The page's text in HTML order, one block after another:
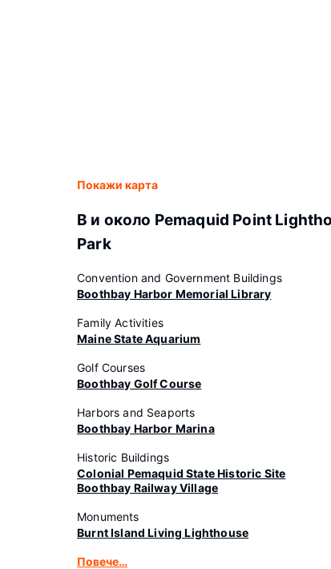
Покажи карта
В и около Pemaquid Point
Park
Convention and Government Buildings
Boothbay Harbor Memorial Library
Family Activities
Maine State Aquarium
Golf Courses
Boothbay Golf Course
Harbors and Seaports
Boothbay Harbor Marina
Historic Buildings
Colonial Pemaquid State Historic Site
Boothbay Railway Village
Monuments
Burnt Island Living Lighthouse
Повече…